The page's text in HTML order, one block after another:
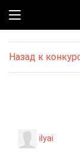
Назад к
ilyai